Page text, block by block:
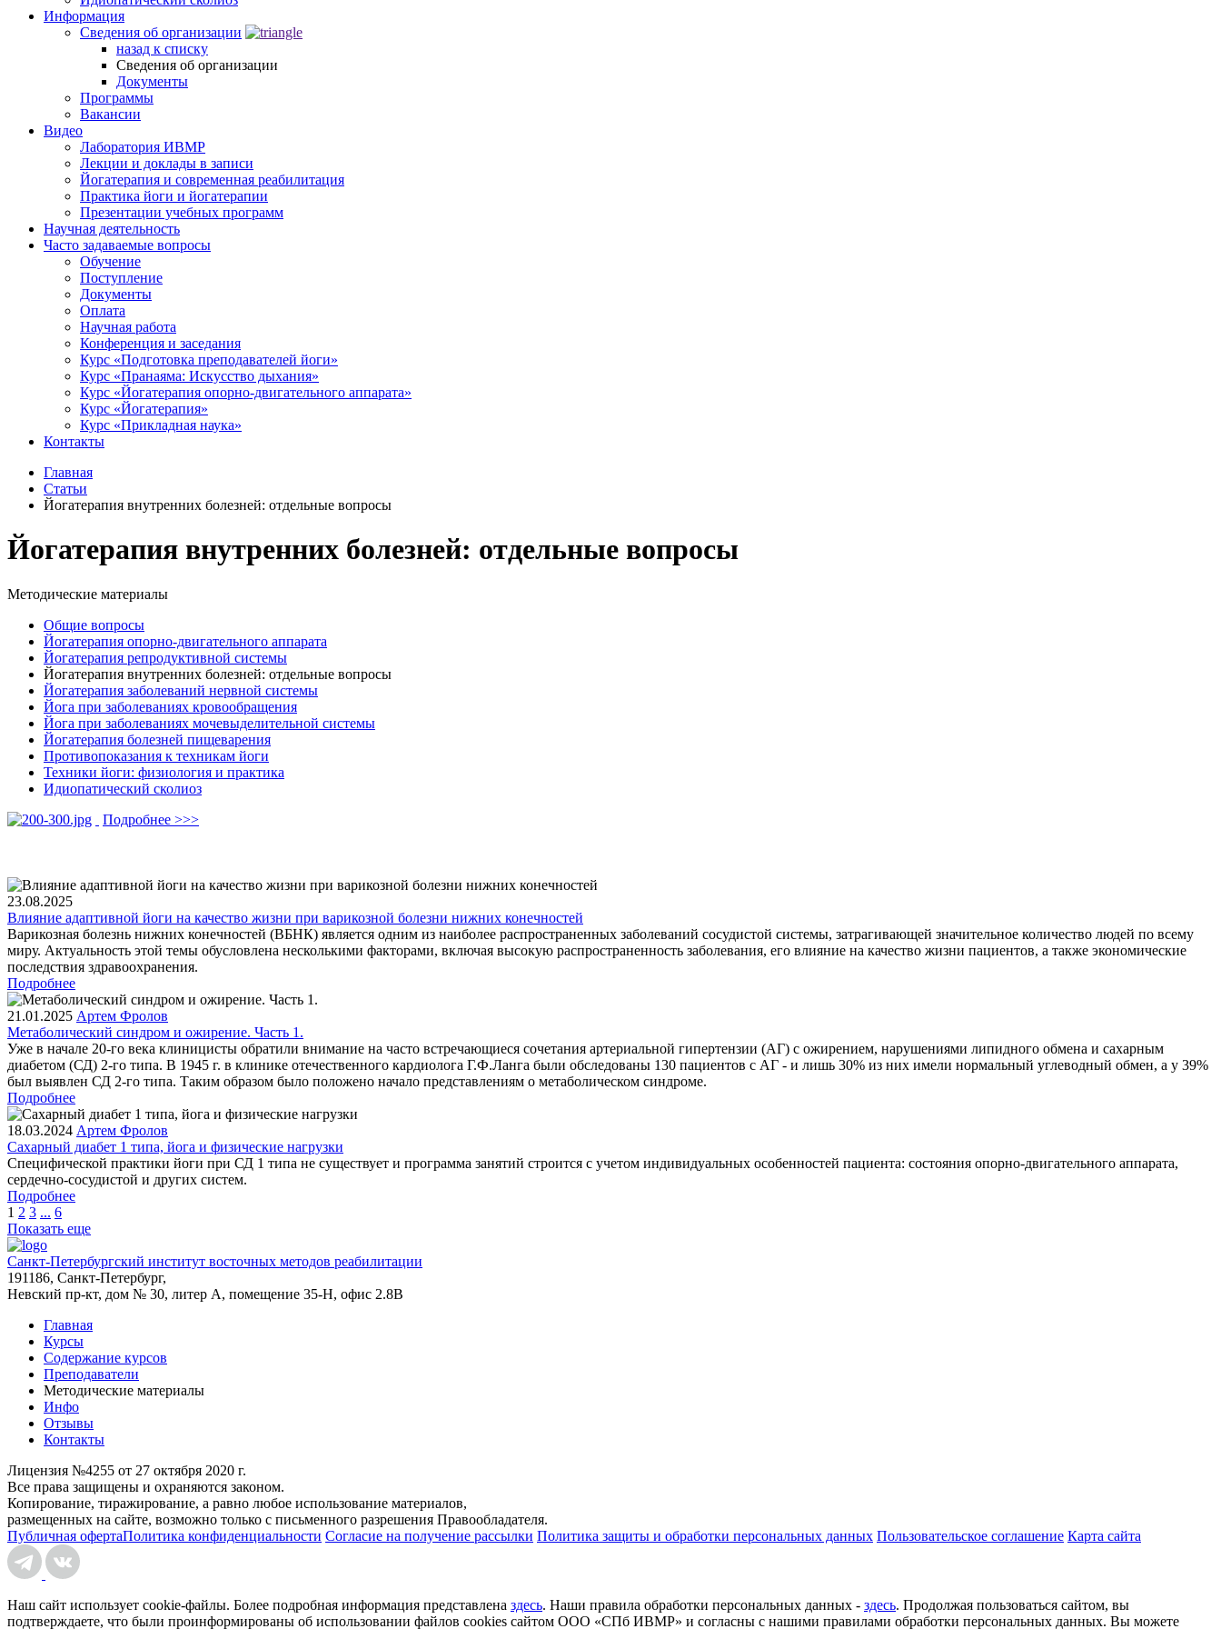
Информация
Сведения об организации
назад к списку
Сведения об организации
Документы
Программы
Вакансии
Видео
Лаборатория ИВМР
Лекции и доклады в записи
Йогатерапия и современная реабилитация
Практика йоги и йогатерапии
Презентации учебных программ
Научная деятельность
Часто задаваемые вопросы
Обучение
Поступление
Документы
Оплата
Научная работа
Конференция и заседания
Курс «Подготовка преподавателей йоги»
Курс «Пранаяма: Искусство дыхания»
Курс «Йогатерапия опорно-двигательного аппарата»
Курс «Йогатерапия»
Курс «Прикладная наука»
Контакты
Главная
Статьи
Йогатерапия внутренних болезней: отдельные вопросы
Йогатерапия внутренних болезней: отдельные вопросы
Методические материалы
Общие вопросы
Йогатерапия опорно-двигательного аппарата
Йогатерапия репродуктивной системы
Йогатерапия внутренних болезней: отдельные вопросы
Йогатерапия заболеваний нервной системы
Йога при заболеваниях кровообращения
Йога при заболеваниях мочевыделительной системы
Йогатерапия болезней пищеварения
Противопоказания к техникам йоги
Техники йоги: физиология и практика
Идиопатический сколиоз
Подробнее >>>
23.08.2025
Влияние адаптивной йоги на качество жизни при варикозной болезни нижних конечностей
Варикозная болезнь нижних конечностей (ВБНК) является одним из наиболее распространенных заболеваний сосудистой системы, затрагивающей значительное количество людей по всему
миру. Актуальность этой темы обусловлена несколькими факторами, включая высокую распространенность заболевания, его влияние на качество жизни пациентов, а также экономические
последствия здравоохранения.
Подробнее
21.01.2025 Артем Фролов
Метаболический синдром и ожирение. Часть 1.
Уже в начале 20-го века клиницисты обратили внимание на часто встречающиеся сочетания артериальной гипертензии (АГ) с ожирением, нарушениями липидного обмена и сахарным
диабетом (СД) 2-го типа. В 1945 г. в клинике отечественного кардиолога Г.Ф.Ланга были обследованы 130 пациентов с АГ - и лишь 30% из них имели нормальный углеводный обмен, а у 39%
был выявлен СД 2-го типа. Таким образом было положено начало представлениям о метаболическом синдроме.
Подробнее
18.03.2024 Артем Фролов
Сахарный диабет 1 типа, йога и физические нагрузки
Специфической практики йоги при СД 1 типа не существует и программа занятий строится с учетом индивидуальных особенностей пациента: состояния опорно-двигательного аппарата,
сердечно-сосудистой и других систем.
Подробнее
1 2 3 ... 6
Показать еще
Санкт-Петербургский институт восточных методов реабилитации
191186, Санкт-Петербург,
Невский пр-кт, дом № 30, литер А, помещение 35-Н, офис 2.8В
Главная
Курсы
Содержание курсов
Преподаватели
Методические материалы
Инфо
Отзывы
Контакты
Лицензия №4255 от 27 октября 2020 г.
Все права защищены и охраняются законом.
Копирование, тиражирование, а равно любое использование материалов,
размещенных на сайте, возможно только с письменного разрешения Правообладателя.
Публичная офертаПолитика конфиденциальности Согласие на получение рассылки Политика защиты и обработки персональных данных Пользовательское соглашение Карта сайта
Наш сайт использует cookie-файлы. Более подробная информация представлена здесь. Наши правила обработки персональных данных - здесь. Продолжая пользоваться сайтом, вы
подтверждаете, что были проинформированы об использовании файлов cookies сайтом ООО «СПб ИВМР» и согласны с нашими правилами обработки персональных данных. Вы можете